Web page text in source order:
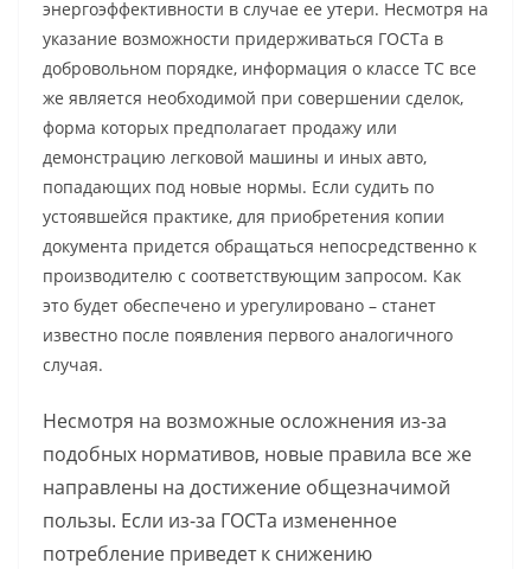
энергоэффективности в случае ее утери. Несмотря на
указание возможности придерживаться ГОСТа в
добровольном порядке, информация о классе ТС все
же является необходимой при совершении сделок,
форма которых предполагает продажу или
демонстрацию легковой машины и иных авто,
попадающих под новые нормы. Если судить по
устоявшейся практике, для приобретения копии
документа придется обращаться непосредственно к
производителю с соответствующим запросом. Как
это будет обеспечено и урегулировано – станет
известно после появления первого аналогичного
случая.
Несмотря на возможные осложнения из-за
подобных нормативов, новые правила все же
направлены на достижение общезначимой
пользы. Если из-за ГОСТа измененное
потребление приведет к снижению